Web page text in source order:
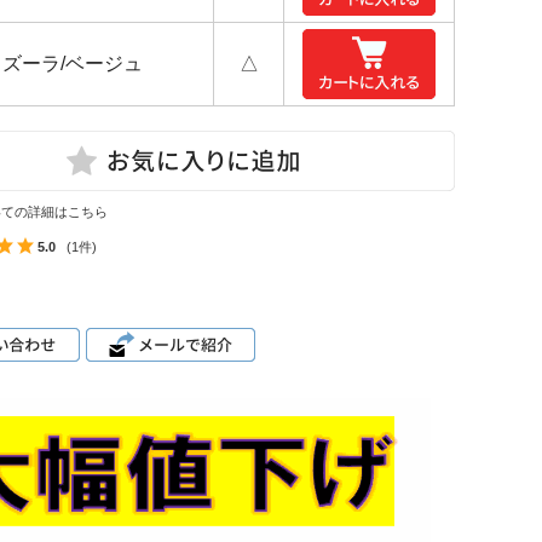
ーラ/ベージュ △
の詳細はこちら
5.0 (1件)